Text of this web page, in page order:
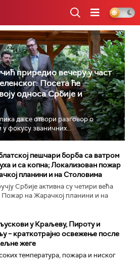
приредио вечеру у част
Посета ће
односа Србије и
да се отвори разговор о
у фокусу званичних...
пешчари борба са ватром
и са копна; Локализован пожар
планини и на Столовима
Србије активна су четири већа
на Жарачкој планини и на
у Краљеву, Пироту и
– краткотрајно освежење после
жеге
температура, пожара и ниског